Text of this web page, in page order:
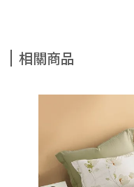
相關商品